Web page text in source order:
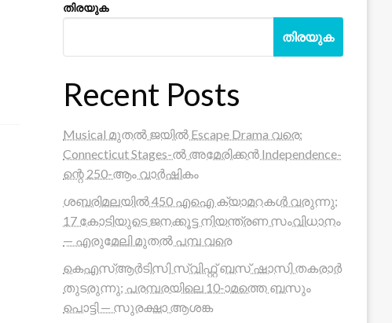
തിരയുക
തിരയുക
Recent Posts
Musical മുതൽ ജയിൽ Escape Drama വരെ:
Connecticut Stages-ൽ അമേരിക്കൻ Independence-
ന്റെ 250-ആം വാർഷികം
ശബരിമലയിൽ 450 എഐ ക്യാമറകൾ വരുന്നു;
17 കോടിയുടെ ജനക്കൂട്ട നിയന്ത്രണ സംവിധാനം
— എരുമേലി മുതൽ പമ്പ വരെ
കെഎസ്ആർടിസി സ്വിഫ്റ്റ് ബസ് ഷാസി തകരാർ
തുടരുന്നു; പരമ്പരയിലെ 10-ാമത്തെ ബസും
പൊട്ടി — സുരക്ഷാ ആശങ്ക